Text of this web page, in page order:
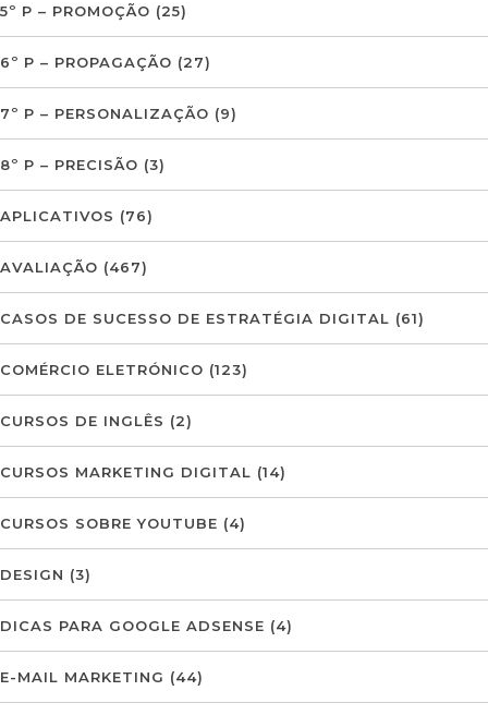
5º P – PROMOÇÃO (25)
6º P – PROPAGAÇÃO (27)
7º P – PERSONALIZAÇÃO (9)
8º P – PRECISÃO (3)
APLICATIVOS (76)
AVALIAÇÃO (467)
CASOS DE SUCESSO DE ESTRATÉGIA DIGITAL (61)
COMÉRCIO ELETRÓNICO (123)
CURSOS DE INGLÊS (2)
CURSOS MARKETING DIGITAL (14)
CURSOS SOBRE YOUTUBE (4)
DESIGN (3)
DICAS PARA GOOGLE ADSENSE (4)
E-MAIL MARKETING (44)